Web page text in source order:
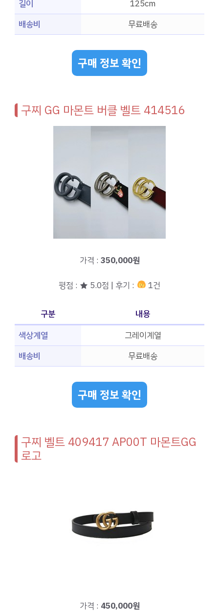
길이
125cm
배송비
무료배송
구매 정보 확인
구찌 GG 마몬트 버클 벨트 414516
가격 : 350,000원
평점 : ★ 5.0점 | 후기 : 1건
구분
내용
색상계열
그레이계열
배송비
무료배송
구매 정보 확인
구찌 벨트 409417 AP00T 마몬트GG
로고
가격 : 450,000원